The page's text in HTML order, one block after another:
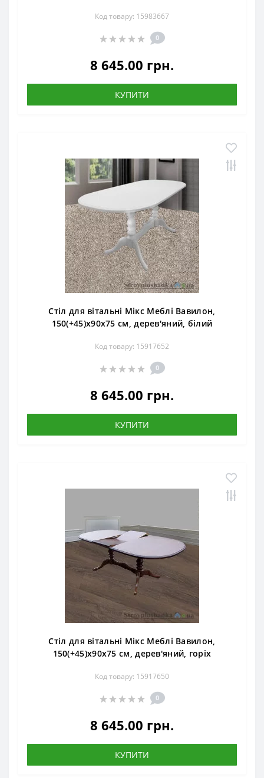
Код товару: 15983667
0
8 645.00 грн.
КУПИТИ
Стіл для вітальні Мікс Меблі Вавилон,
150(+45)х90х75 см, дерев'яний, білий
Код товару: 15917652
0
8 645.00 грн.
КУПИТИ
Стіл для вітальні Мікс Меблі Вавилон,
150(+45)х90х75 см, дерев'яний, горіх
Код товару: 15917650
0
8 645.00 грн.
КУПИТИ